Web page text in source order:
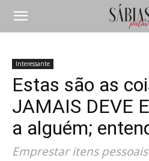
Interessante
Estas são as
JAMAIS DEVE
a alguém;
Emprestar itens